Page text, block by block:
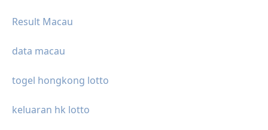
Result Macau
data macau
togel hongkong lotto
keluaran hk lotto